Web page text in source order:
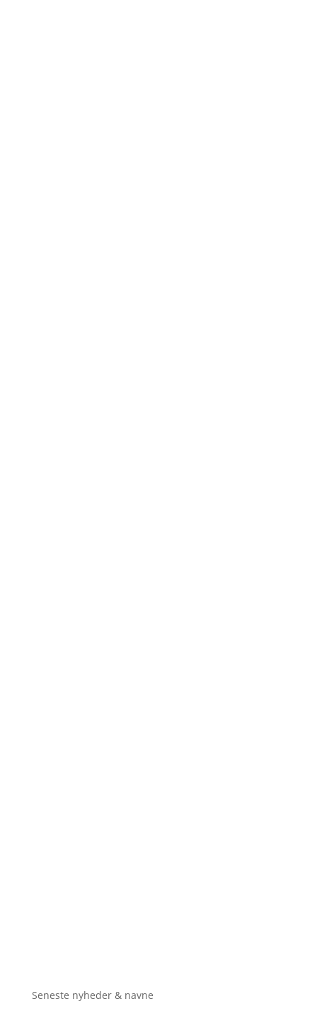
Seneste nyheder & navne